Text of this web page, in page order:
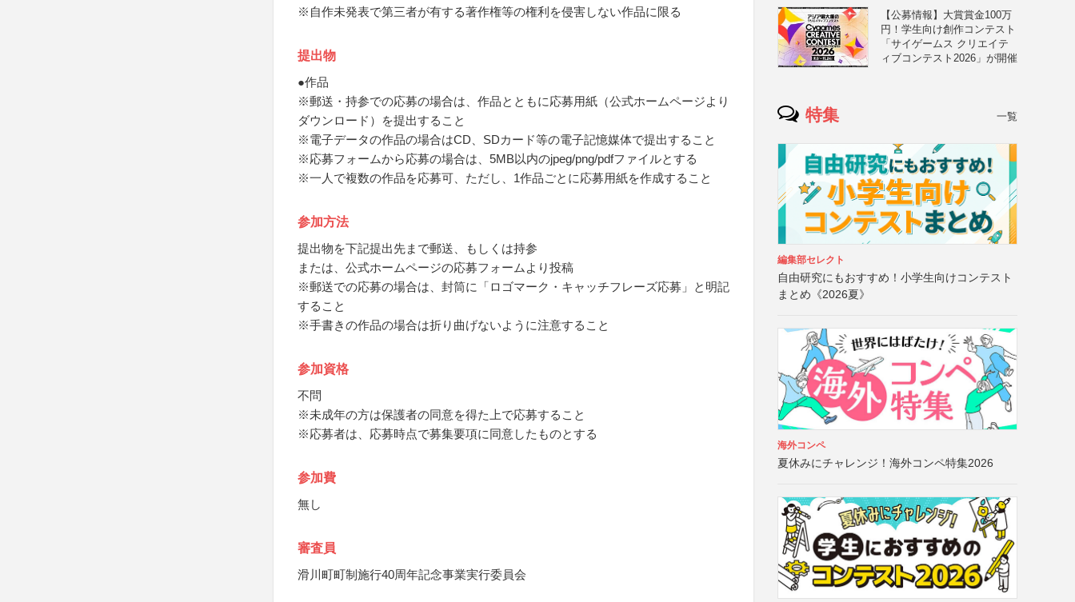
※自作未発表で第三者が有する著作権等の権利を侵害しない作品に限る
提出物
●作品
※郵送・持参での応募の場合は、作品とともに応募用紙（公式ホームページより
ダウンロード）を提出すること
※電子データの作品の場合はCD、SDカード等の電子記憶媒体で提出すること
※応募フォームから応募の場合は、5MB以内のjpeg/png/pdfファイルとする
※一人で複数の作品を応募可、ただし、1作品ごとに応募用紙を作成すること
参加方法
提出物を下記提出先まで郵送、もしくは持参
または、公式ホームページの応募フォームより投稿
※郵送での応募の場合は、封筒に「ロゴマーク・キャッチフレーズ応募」と明記
すること
※手書きの作品の場合は折り曲げないように注意すること
参加資格
不問
※未成年の方は保護者の同意を得た上で応募すること
※応募者は、応募時点で募集要項に同意したものとする
参加費
無し
審査員
滑川町町制施行40周年記念事業実行委員会
【公募情報】大賞賞金100万
円！学生向け創作コンテスト
「サイゲームス クリエイテ
ィブコンテスト2026」が開催
特集 一覧
編集部セレクト
自由研究にもおすすめ！小学生向けコンテスト
まとめ《2026夏》
海外コンペ
夏休みにチャレンジ！海外コンペ特集2026